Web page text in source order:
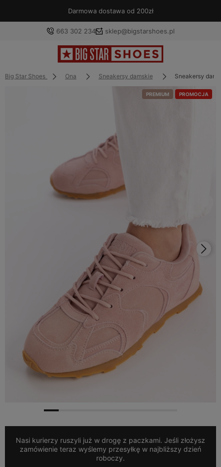
Darmowa dostawa od 200zł
663 302 234 sklep@bigstarshoes.pl
Big Star Shoes Ona Sneakersy damskie Sneakersy
PROMOCJA
PREMIUM
Nasi kurierzy ruszyli już w drogę z paczkami. Jeśli złożysz
zamówienie teraz wyślemy przesyłkę w najbliższy dzień
roboczy.